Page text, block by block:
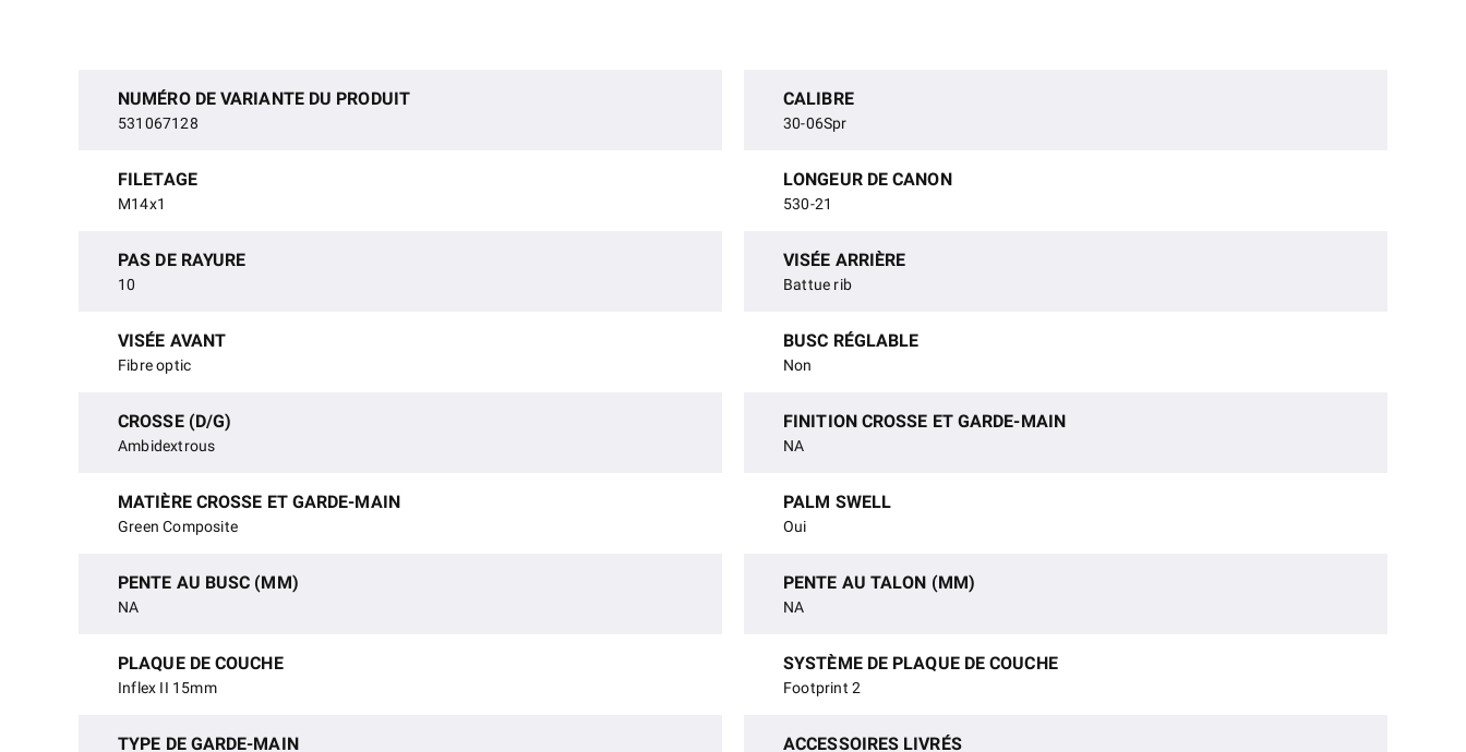
NUMÉRO DE VARIANTE DU PRODUIT
531067128
CALIBRE
30-06Spr
FILETAGE
M14x1
LONGEUR DE CANON
530-21
PAS DE RAYURE
10
VISÉE ARRIÈRE
Battue rib
VISÉE AVANT
Fibre optic
BUSC RÉGLABLE
Non
CROSSE (D/G)
Ambidextrous
FINITION CROSSE ET GARDE-MAIN
NA
MATIÈRE CROSSE ET GARDE-MAIN
Green Composite
PALM SWELL
Oui
PENTE AU BUSC (MM)
NA
PENTE AU TALON (MM)
NA
PLAQUE DE COUCHE
Inflex II 15mm
SYSTÈME DE PLAQUE DE COUCHE
Footprint 2
TYPE DE GARDE-MAIN ACCESSOIRES LIVRÉS